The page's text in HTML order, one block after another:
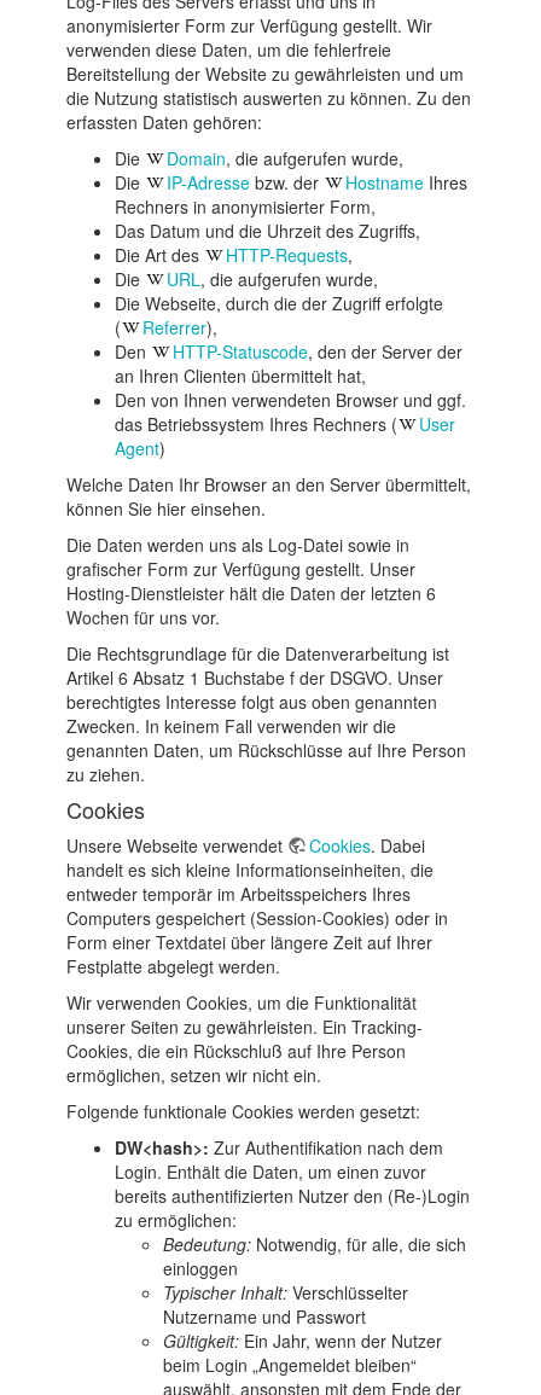
anonymisierter Form zur Verfügung gestellt. Wir
verwenden diese Daten, um die fehlerfreie
Bereitstellung der Website zu gewährleisten und um
die Nutzung statistisch auswerten zu können. Zu den
erfassten Daten gehören:
Die
Domain, die aufgerufen wurde,
Die
IP-Adresse bzw. der Hostname Ihres
Rechners in anonymisierter Form,
Das Datum und die Uhrzeit des Zugriffs,
Die Art des
HTTP-Requests,
Die
URL, die aufgerufen wurde,
Die Webseite, durch die der Zugriff erfolgte
(
Referrer),
Den
HTTP-Statuscode, den der Server der
an Ihren Clienten übermittelt hat,
Den von Ihnen verwendeten Browser und ggf.
das Betriebssystem Ihres Rechners (
User
Agent)
Welche Daten Ihr Browser an den Server übermittelt,
können Sie hier einsehen.
Die Daten werden uns als Log-Datei sowie in
grafischer Form zur Verfügung gestellt. Unser
Hosting-Dienstleister hält die Daten der letzten 6
Wochen für uns vor.
Die Rechtsgrundlage für die Datenverarbeitung ist
Artikel 6 Absatz 1 Buchstabe f der DSGVO. Unser
berechtigtes Interesse folgt aus oben genannten
Zwecken. In keinem Fall verwenden wir die
genannten Daten, um Rückschlüsse auf Ihre Person
zu ziehen.
Cookies
Unsere Webseite verwendet Cookies. Dabei
handelt es sich kleine Informationseinheiten, die
entweder temporär im Arbeitsspeichers Ihres
Computers gespeichert (Session-Cookies) oder in
Form einer Textdatei über längere Zeit auf Ihrer
Festplatte abgelegt werden.
Wir verwenden Cookies, um die Funktionalität
unserer Seiten zu gewährleisten. Ein Tracking-
Cookies, die ein Rückschluß auf Ihre Person
ermöglichen, setzen wir nicht ein.
Folgende funktionale Cookies werden gesetzt:
DW<hash>: Zur Authentifikation nach dem
Login. Enthält die Daten, um einen zuvor
bereits authentifizierten Nutzer den (Re-)Login
zu ermöglichen:
Bedeutung: Notwendig, für alle, die sich
einloggen
Typischer Inhalt: Verschlüsselter
Nutzername und Passwort
Gültigkeit: Ein Jahr, wenn der Nutzer
beim Login „Angemeldet bleiben“
auswählt, ansonsten mit dem Ende der